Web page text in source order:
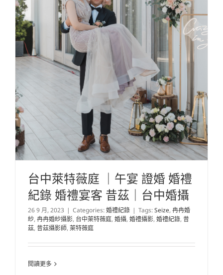
台中萊特薇庭 ｜午宴 證婚 婚禮
紀錄 婚禮宴客 昔茲｜台中婚攝
26 9 月, 2023 | Categories:婚禮紀錄 | Tags:Seize, 冉冉婚
紗, 冉冉婚紗攝影, 台中萊特薇庭, 婚攝, 婚禮攝影, 婚禮紀錄, 昔
茲, 昔茲攝影師, 萊特薇庭
閱讀更多